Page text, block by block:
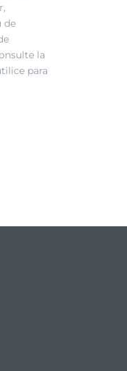
de
la
para